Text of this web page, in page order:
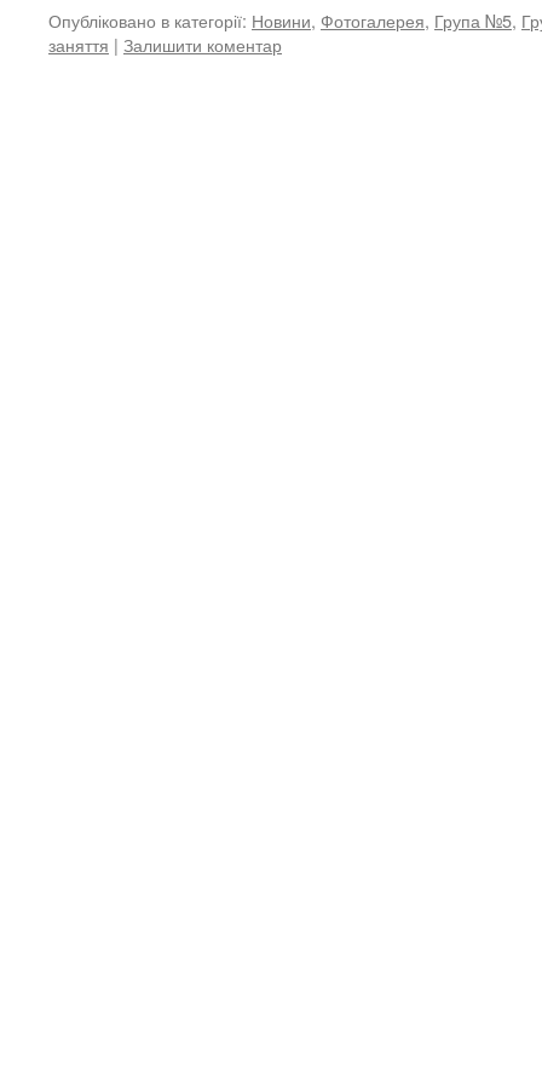
Опубліковано в категорії: Новини, Фотогалерея, Група №5,
заняття | Залишити коментар